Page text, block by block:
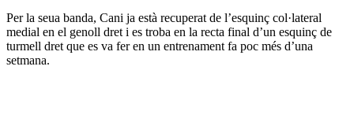
Per la seua banda, Cani ja està recuperat de l’esquinç col·lateral
medial en el genoll dret i es troba en la recta final d’un esquinç de
turmell dret que es va fer en un entrenament fa poc més d’una
setmana.